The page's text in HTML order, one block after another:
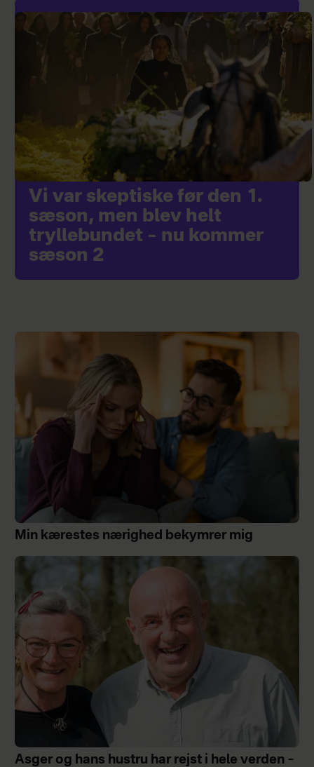
Vi var skeptiske før den 1.
sæson, men blev helt
tryllebundet – nu kommer
sæson 2
Min kærestes nærighed bekymrer mig
Asger og hans hustru har rejst i hele verden –